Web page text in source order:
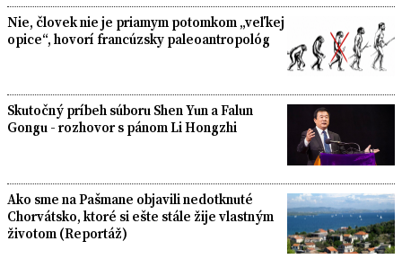
Nie, človek nie je priamym potomkom „veľkej
opice“, hovorí francúzsky paleoantropológ
Skutočný príbeh súboru Shen Yun a Falun
Gongu - rozhovor s pánom Li Hongzhi
Ako sme na Pašmane objavili nedotknuté
Chorvátsko, ktoré si ešte stále žije vlastným
životom (Reportáž)